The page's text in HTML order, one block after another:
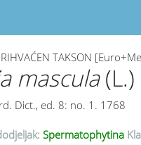
TAKSON
mascula(L.)
Dict., ed. 8: no. 1. 1768
Spermatophytina